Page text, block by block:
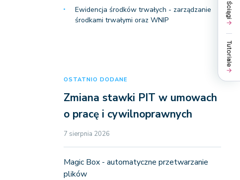
Ściągi
Tutoriale
Ewidencja środków trwałych - zarządzanie
środkami trwałymi oraz WNIP
OSTATNIO DODANE
Zmiana stawki PIT w umowach
o pracę i cywilnoprawnych
7 sierpnia 2026
Magic Box - automatyczne przetwarzanie
plików